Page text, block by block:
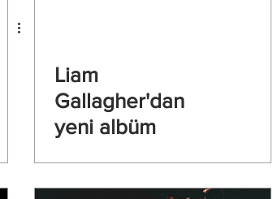
Liam
Gallagher'dan
yeni albüm